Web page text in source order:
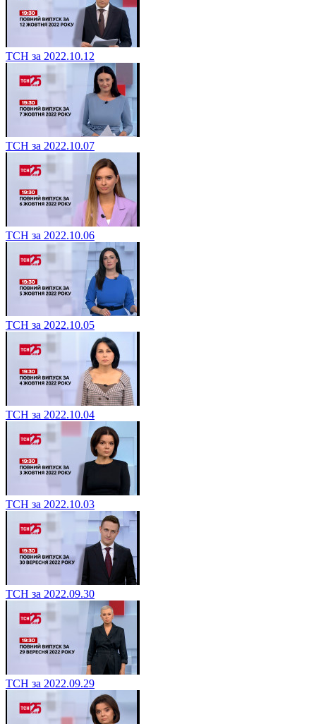
ТСН за 2022.10.12
ТСН за 2022.10.07
ТСН за 2022.10.06
ТСН за 2022.10.05
ТСН за 2022.10.04
ТСН за 2022.10.03
ТСН за 2022.09.30
ТСН за 2022.09.29